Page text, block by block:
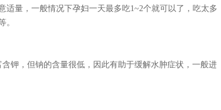
适量，一般情况下孕妇一天最多吃1~2个就可以了，吃太多
。
，但钠的含量很低，因此有助于缓解水肿症状，一般进